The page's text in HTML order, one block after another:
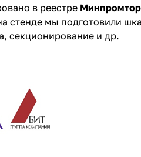
в реестре
стенде мы подготовили
секционирование и др.